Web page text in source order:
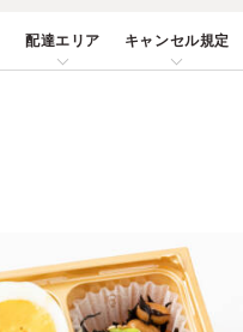
配達エリア キャンセル規定